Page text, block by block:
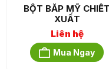
BỘT BẮP MỸ CHIẾT
XUẤT
Liên hệ
Mua Ngay